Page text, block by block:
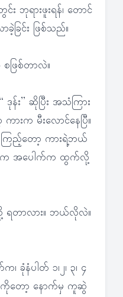
း ဘုရားဖူးရန်၊ တောင်
ခြင်း ဖြစ်သည်။
ြစ်တာလဲ။
န်း” ဆိုပြီး အသံကြား
းက မီးလောင်နေပြီ။
ည့်တော့ ကားရဲ့ဘယ်
အပေါက်က ထွက်လို့
ာလား။ ဘယ်လိုလဲ။
ခုံနံပါတ် ၁၊၂၊ ၃၊ ၄
တော့ နောက်မှ ကူဆွဲ